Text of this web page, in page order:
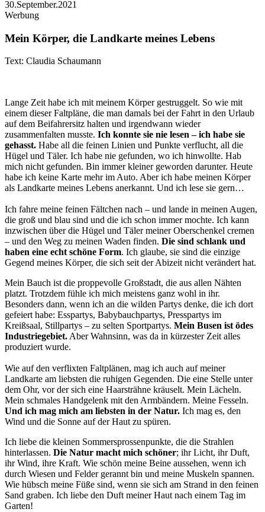
30.September.2021
Werbung
Mein Körper, die Landkarte meines Lebens
Text: Claudia Schaumann
Lange Zeit habe ich mit meinem Körper gestruggelt. So wie mit
einem dieser Faltpläne, die man damals bei der Fahrt in den Urlaub
auf dem Beifahrersitz halten und irgendwann wieder
zusammenfalten musste. Ich konnte sie nie lesen – ich habe sie
gehasst. Habe all die feinen Linien und Punkte verflucht, all die
Hügel und Täler. Ich habe nie gefunden, wo ich hinwollte. Hab
mich nicht gefunden. Bin immer kleiner geworden darunter. Heute
habe ich keine Karte mehr im Auto. Aber ich habe meinen Körper
als Landkarte meines Lebens anerkannt. Und ich lese sie gern…
Ich fahre meine feinen Fältchen nach – und lande in meinen Augen,
die groß und blau sind und die ich schon immer mochte. Ich kann
inzwischen über die Hügel und Täler meiner Oberschenkel cremen
– und den Weg zu meinen Waden finden. Die sind schlank und
haben eine echt schöne Form. Ich glaube, sie sind die einzige
Gegend meines Körper, die sich seit der Abizeit nicht verändert hat.
Mein Bauch ist die proppevolle Großstadt, die aus allen Nähten
platzt. Trotzdem fühle ich mich meistens ganz wohl in ihr.
Besonders dann, wenn ich an die wilden Partys denke, die ich dort
gefeiert habe: Esspartys, Babybauchpartys, Presspartys im
Kreißsaal, Stillpartys – zu selten Sportpartys. Mein Busen ist ödes
Industriegebiet.Aber Wahnsinn, was da in kürzester Zeit alles
produziert wurde.
Wie auf den verflixten Faltplänen, mag ich auch auf meiner
Landkarte am liebsten die ruhigen Gegenden. Die eine Stelle unter
dem Ohr, vor der sich eine Haarsträhne kräuselt. Mein Lächeln.
Mein schmales Handgelenk mit den Armbändern. Meine Fesseln.
Und ich mag mich am liebsten in der Natur. Ich mag es, den
Wind und die Sonne auf der Haut zu spüren.
Ich liebe die kleinen Sommersprossenpunkte, die die Strahlen
hinterlassen. Die Natur macht mich schöner; ihr Licht, ihr Duft,
ihr Wind, ihre Kraft. Wie schön meine Beine aussehen, wenn ich
durch Wiesen und Felder gerannt bin und meine Muskeln spannen.
Wie hübsch meine Füße sind, wenn sie sich am Strand in den feinen
Sand graben. Ich liebe den Duft meiner Haut nach einem Tag im
Garten!